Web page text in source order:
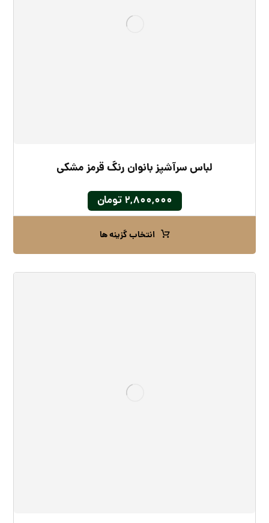
لباس سرآشپز بانوان رنگ قرمز مشکی
۲,۸۰۰,۰۰۰ تومان
انتخاب گزینه ها